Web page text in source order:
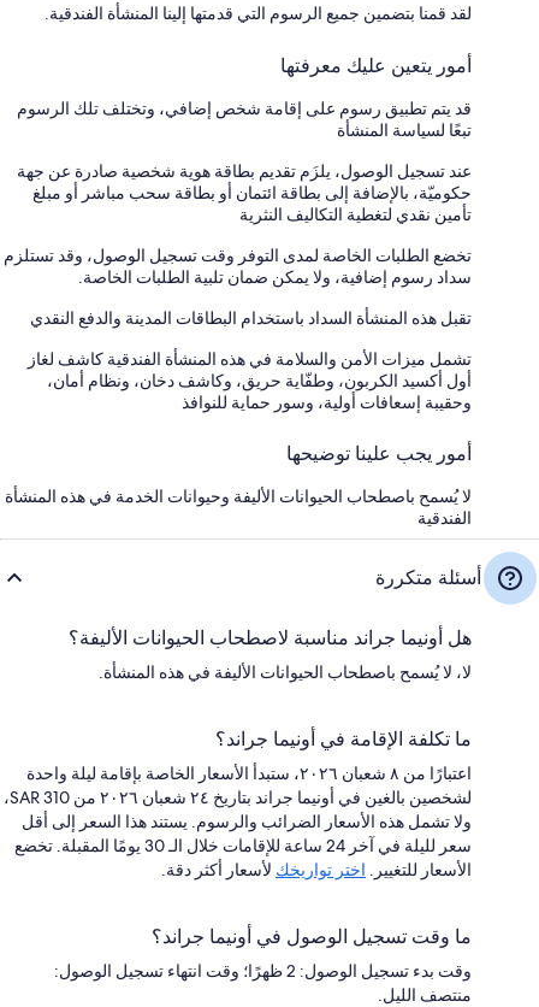
لقد قمنا بتضمين جميع الرسوم التي قدمتها إلينا المنشأة الفندقية.
أمور يتعين عليك معرفتها
قد يتم تطبيق رسوم على إقامة شخص إضافي، وتختلف تلك الرسوم
تبعًا لسياسة المنشأة
عند تسجيل الوصول، يلزَم تقديم بطاقة هوية شخصية صادرة عن جهة
حكوميّة، بالإضافة إلى بطاقة ائتمان أو بطاقة سحب مباشر أو مبلغ
تأمين نقدي لتغطية التكاليف النثرية
تخضع الطلبات الخاصة لمدى التوفر وقت تسجيل الوصول، وقد تستلزم
سداد رسوم إضافية، ولا يمكن ضمان تلبية الطلبات الخاصة.
تقبل هذه المنشأة السداد باستخدام البطاقات المدينة والدفع النقدي
تشمل ميزات الأمن والسلامة في هذه المنشأة الفندقية كاشف لغاز
أول أكسيد الكربون، وطفّاية حريق، وكاشف دخان، ونظام أمان،
وحقيبة إسعافات أولية، وسور حماية للنوافذ
أمور يجب علينا توضيحها
لا يُسمح باصطحاب الحيوانات الأليفة وحيوانات الخدمة في هذه المنشأة
الفندقية
أسئلة متكررة
هل أونيما جراند مناسبة لاصطحاب الحيوانات الأليفة؟
لا، لا يُسمح باصطحاب الحيوانات الأليفة في هذه المنشأة.
ما تكلفة الإقامة في أونيما جراند؟
اعتبارًا من ٨ شعبان ٢٠٢٦، ستبدأ الأسعار الخاصة بإقامة ليلة واحدة
لشخصين بالغين في أونيما جراند بتاريخ ٢٤ شعبان ٢٠٢٦ من SAR 310،
ولا تشمل هذه الأسعار الضرائب والرسوم. يستند هذا السعر إلى أقل
سعر لليلة في آخر 24 ساعة للإقامات خلال الـ 30 يومًا المقبلة. تخضع
الأسعار للتغيير. اختر تواريخك لأسعار أكثر دقة.
ما وقت تسجيل الوصول في أونيما جراند؟
وقت بدء تسجيل الوصول: 2 ظهرًا؛ وقت انتهاء تسجيل الوصول:
منتصف الليل.